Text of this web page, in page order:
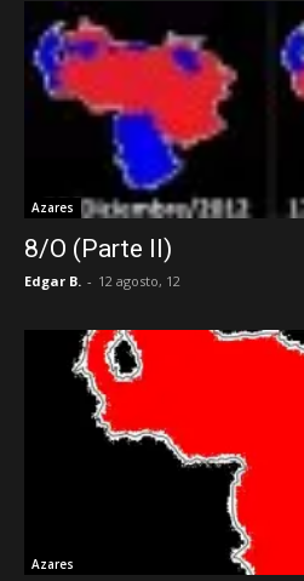
Azares
8/O (Parte II)
Edgar B. - 12 agosto, 12
Azares